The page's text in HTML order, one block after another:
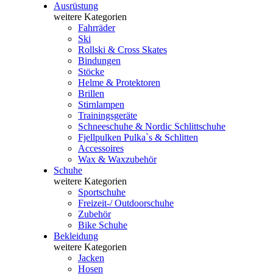
Ausrüstung
weitere Kategorien
Fahrräder
Ski
Rollski & Cross Skates
Bindungen
Stöcke
Helme & Protektoren
Brillen
Stirnlampen
Trainingsgeräte
Schneeschuhe & Nordic Schlittschuhe
Fjellpulken Pulka`s & Schlitten
Accessoires
Wax & Waxzubehör
Schuhe
weitere Kategorien
Sportschuhe
Freizeit-/ Outdoorschuhe
Zubehör
Bike Schuhe
Bekleidung
weitere Kategorien
Jacken
Hosen